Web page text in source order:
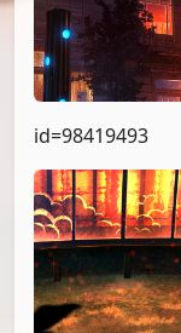
id=98419493